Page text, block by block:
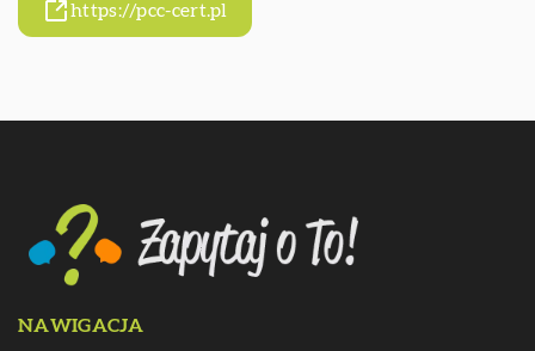
https://pcc-cert.pl
NAWIGACJA